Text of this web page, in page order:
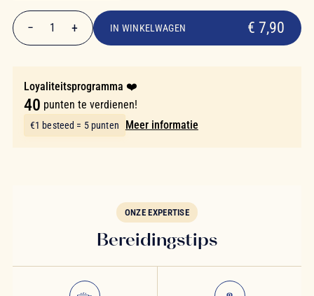
€ 7,90
− 1 + IN WINKELWAGEN € 7,90
Loyaliteitsprogramma ❤️
40 punten te verdienen!
€1 besteed = 5 punten Meer informatie
ONZE EXPERTISE
Bereidingstips